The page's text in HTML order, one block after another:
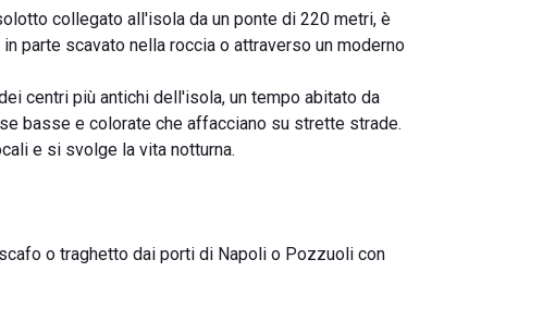
collegato all'isola da un ponte di 220 metri, è
parte scavato nella roccia o attraverso un moderno
centri più antichi dell'isola, un tempo abitato da
basse e colorate che affacciano su strette strade.
e si svolge la vita notturna.
o traghetto dai porti di Napoli o Pozzuoli con